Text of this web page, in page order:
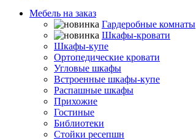
Мебель на заказ
Гардеробные комнаты
Шкафы-кровати
Шкафы-купе
Ортопедические кровати
Угловые шкафы
Встроенные шкафы-купе
Распашные шкафы
Прихожие
Гостиные
Библиотеки
Стойки ресепшн